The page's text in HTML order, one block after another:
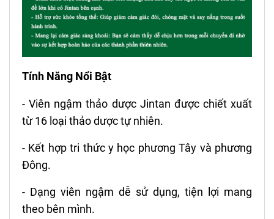
Tính Năng Nổi Bật
- Viên ngậm thảo dược Jintan được chiết xuất
từ 16 loại thảo dược tự nhiên.
- Kết hợp tri thức y học phương Tây và phương
Đông.
- Dạng viên ngậm dễ sử dụng, tiện lợi mang
theo bên mình.